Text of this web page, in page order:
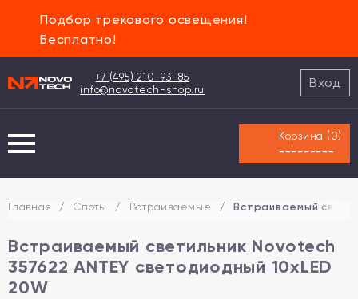
Подбор трекового освещения!
Бесплатно!
+7 (495) 210-93-85
info@novotech-shop.ru
Вход
Корзина ( 0)
---------
Главная / Споты / Встраиваемые / Встраиваемый
Встраиваемый светильник Novotech
357622 ANTEY светодиодный 10xLED
20W